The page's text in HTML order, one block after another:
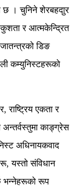
छ । चुनिने शेरबहदाुर
र आत्मकेन्द्रित
डिङ
कम्युनिस्टहरूको
राष्ट्रिय एकता र
अन्तर्वस्तुमा काङ्ग्रेस
अधिनायकवाद
यस्तो संविधान
भन्नेहरूको रूप